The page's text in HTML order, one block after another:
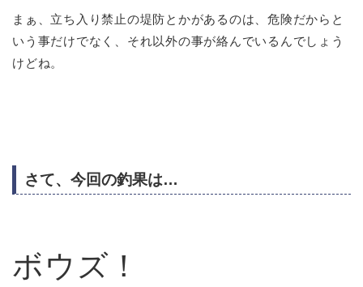
まぁ、立ち入り禁止の堤防とかがあるのは、危険だからと
いう事だけでなく、それ以外の事が絡んでいるんでしょう
けどね。
さて、今回の釣果は…
ボウズ！